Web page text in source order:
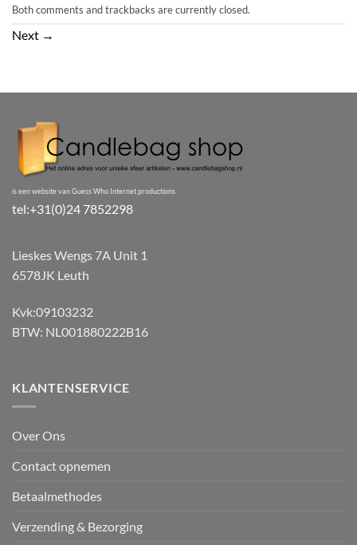
Both comments and trackbacks are currently closed.
Next →
is een website van Guess Who Internet productions
tel:+31(0)24 7852298
Lieskes Wengs 7A Unit 1
6578JK Leuth
Kvk:09103232
BTW: NL001880222B16
KLANTENSERVICE
Over Ons
Contact opnemen
Betaalmethodes
Verzending & Bezorging